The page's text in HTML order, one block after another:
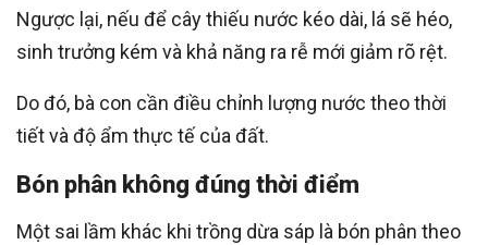
Ngược lại, nếu để cây thiếu nước kéo dài, lá sẽ héo,
sinh trưởng kém và khả năng ra rễ mới giảm rõ rệt.
Do đó, bà con cần điều chỉnh lượng nước theo thời
tiết và độ ẩm thực tế của đất.
Bón phân không đúng thời điểm
Một sai lầm khác khi trồng dừa sáp là bón phân theo